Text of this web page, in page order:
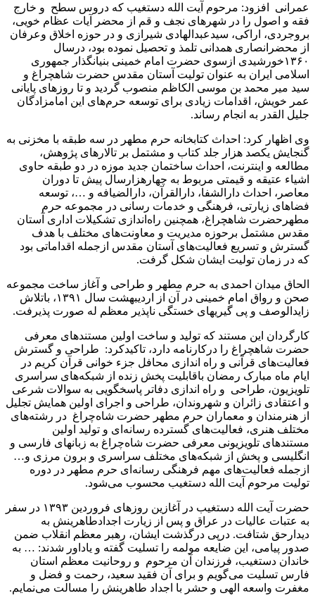
عمرانی افزود: مرحوم آیت الله دستغیب که دروس سطح و خارج
فقه و اصول را در شهرهای نجف و قم از محضر آیات عظام خویی،
بروجردی، اراکی، سیدعبدالهادی شیرازی و در حوزه اخلاق وعرفان
از محضرانصاری همدانی تلمذ و تحصیل نموده بود، درسال
۱۳۶۰خورشیدی ازسوی حضرت امام خمینی بنیانگذار جمهوری
اسلامی ایران به عنوان تولیت آستان مقدس حضرت شاهچراغ و
سید میر محمد بن موسی الکاظم منصوب گردید و تا روزهای پایانی
عمر خویش، اقدامات زیادی برای توسعه حرم‌های این امامزادگان
جلیل القدر به انجام رساند.
وی اظهار کرد: احداث کتابخانه حرم مطهر در سه طبقه با مخزنی به
گنجایش یکصد هزار جلد کتاب و مشتمل بر تالارهای پژوهش،
مطالعه و اینترنت، احداث ساختمان جدید موزه در دو طبقه حاوی
اشیاء عتیقه و قیمتی مربوط به چهارهزارسال پیش تا دوران
معاصر، احداث دارالشفا، دارالقرآن، دارالضیافه و …، توسعه
فضاهای زیارتی، فرهنگی و خدمات رسانی در مجموعه حرم
مطهرحضرت شاهچراغ، همچنین راه‌اندازی تشکیلات اداری آستان
مقدس مشتمل برحوزه مدیریت و معاونت‌های مختلف با هدف
گسترش و تسریع فعالیت‌های آستان مقدس ازجمله اقداماتی بود
که در زمان تولیت ایشان شکل گرفت.
الحاق میدان احمدی به حرم مطهر و طراحی و آغاز ساخت مجموعه
صحن و رواق امام خمینی در آن از اردیبهشت سال ۱۳۹۱، باتلاش
زایدالوصف و پی گیریهای خستگی ناپذیر معظم له صورت پذیرفت.
کارگردان این مستند که تولید و ساخت اولین مستندهای معرفی
حضرت شاهچراغ را درکارنامه دارد، تاکیدکرد: طراحی و گسترش
فعالیت‌های قرآنی و راه اندازی محافل جزء خوانی قرآن کریم در
ایام ماه مبارک رمضان باقابلیت پخش زنده از شبکه‌های سراسری
تلویزیون، طراحی و راه اندازی دفاتر پاسخگویی به سوالات شرعی
و اعتقادی زائران و شهروندان، طراحی و اجرای اولین همایش تجلیل
از هنرمندان و معماران حرم مطهر حضرت شاه‌چراغ در رشته‌های
مختلف هنری، فعالیت‌های گسترده رسانه‌ای و تولید اولین
مستند‌های تلویزیونی معرفی حضرت شاه‌چراغ به زبانهای فارسی و
انگلیسی و پخش از شبکه‌های مختلف سراسری و برون مرزی و…
ازجمله فعالیت‌های مهم فرهنگی رسانه‌ای حرم مطهر در دوره
تولیت مرحوم آیت الله دستغیب محسوب می‌شود.
حضرت آیت الله دستغیب در آغازین روزهای فروردین ۱۳۹۳ در سفر
به عتبات عالیات در عراق و پس از زیارت اجدادطاهرینش به
دیدارحق شتافت. درپی درگذشت ایشان، رهبر معظم انقلاب ضمن
صدور پیامی، این ضایعه مولمه را تسلیت گفته و یاداور شدند: … به
خاندان دستغیب، فرزندان آن مرحوم و روحانیت معظم استان
فارس تسلیت می‌گویم و برای آن فقید سعید، رحمت و فضل و
مغفرت واسعه الهی و حشر با اجداد طاهرینش را مسالت می‌نمایم.